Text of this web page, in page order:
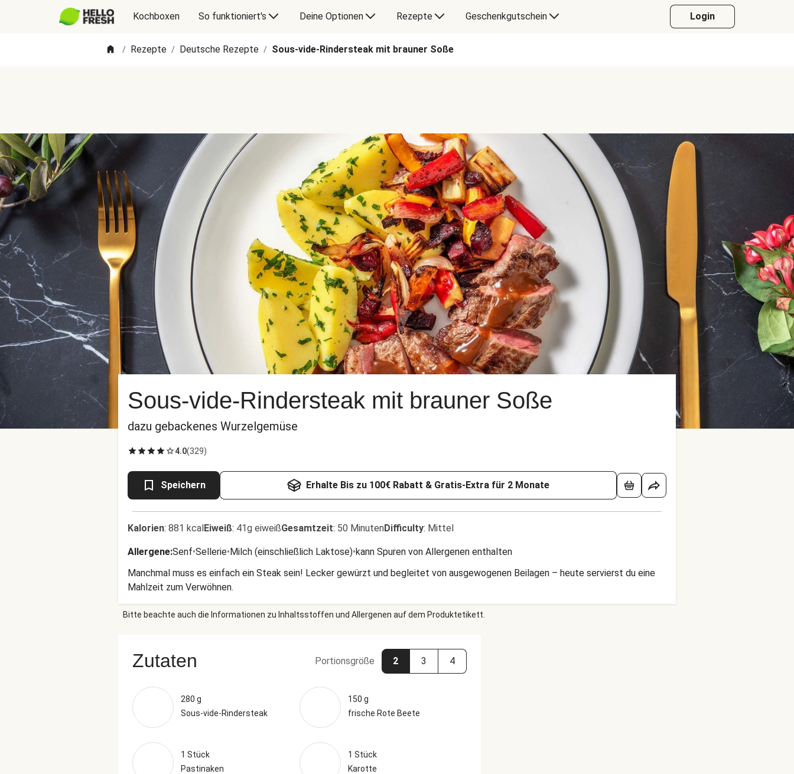
Kochboxen So funktioniert's Deine Optionen Rezepte Geschenkgutschein Login
/ Rezepte / Deutsche Rezepte / Sous-vide-Rindersteak mit brauner Soße
Sous-vide-Rindersteak mit brauner Soße
dazu gebackenes Wurzelgemüse
4.0(329)
Speichern Erhalte Bis zu 100€ Rabatt & Gratis-Extra für 2 Monate
Kalorien: 881 kcalEiweiß: 41g eiweißGesamtzeit: 50 MinutenDifficulty: Mittel
Allergene:Senf•Sellerie•Milch (einschließlich Laktose)•kann Spuren von Allergenen enthalten
Manchmal muss es einfach ein Steak sein! Lecker gewürzt und begleitet von ausgewogenen Beilagen – heute servierst du eine
Mahlzeit zum Verwöhnen.
Bitte beachte auch die Informationen zu Inhaltsstoffen und Allergenen auf dem Produktetikett.
Zutaten Portionsgröße 2 3 4
280 g
Sous-vide-Rindersteak
150 g
frische Rote Beete
1 Stück
Pastinaken
1 Stück
Karotte